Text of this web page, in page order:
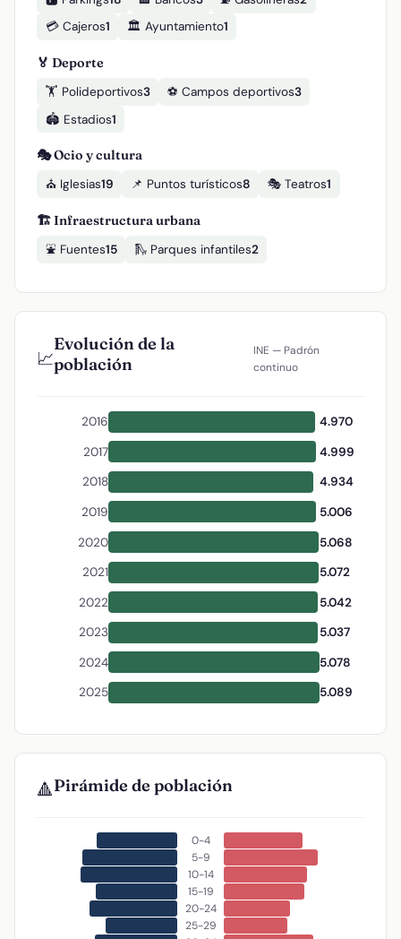
💳 Cajeros1 🏛️ Ayuntamiento1
🏅 Deporte
🏋️ Polideportivos3 ⚽ Campos deportivos3
🏟️ Estadios1
🎭 Ocio y cultura
⛪ Iglesias19 📌 Puntos turísticos8 🎭 Teatros1
🏗️ Infraestructura urbana
⛲ Fuentes15 🛝 Parques infantiles2
📈
Evolución de la
población
INE — Padrón
continuo
2016
4.970
2017
4.999
2018
4.934
2019
5.006
2020
5.068
2021
5.072
2022
5.042
2023
5.037
2024
5.078
2025
5.089
🔺Pirámide de población
0-4
5-9
10-14
15-19
20-24
25-29